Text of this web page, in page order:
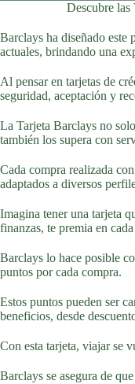
Descubre las
Barclays ha diseñado este
actuales, brindando una
Al pensar en tarjetas de
seguridad, aceptación y
La Tarjeta Barclays no
también los supera con
Cada compra realizada
adaptados a diversos
Imagina tener una tarjeta
finanzas, te premia en
Barclays lo hace posible
puntos por cada compra.
Estos puntos pueden ser
beneficios, desde
Con esta tarjeta, viajar se
Barclays se asegura de